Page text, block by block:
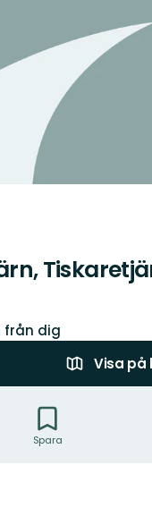
från dig
Visa på
Spara